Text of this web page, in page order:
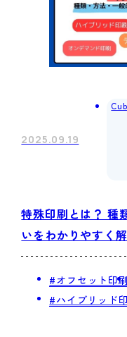
2025.09.19
特殊印刷とは？ 種
いをわかりやすく解
#オフセット印刷
#ハイブリッド